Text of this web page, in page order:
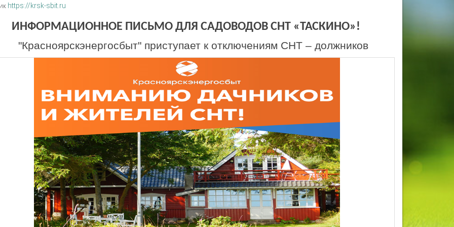
https://krsk-sbit.ru
ИНФОРМАЦИОННОЕ ПИСЬМО ДЛЯ САДОВОДОВ СНТ «ТАСКИНО»!
"Красноярскэнергосбыт" приступает к отключениям СНТ – должников